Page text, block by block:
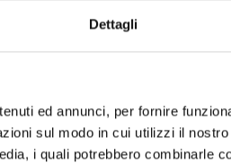
Dettagli
ed annunci, per fornire
sul modo in cui utilizzi il
i quali potrebbero combinarle